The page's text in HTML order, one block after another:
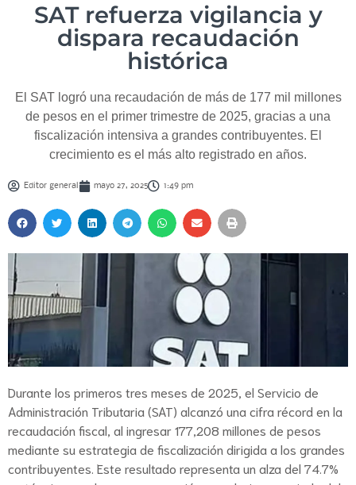
SAT refuerza vigilancia y
dispara recaudación
histórica
El SAT logró una recaudación de más de 177 mil millones
de pesos en el primer trimestre de 2025, gracias a una
fiscalización intensiva a grandes contribuyentes. El
crecimiento es el más alto registrado en años.
Editor general mayo 27, 2025 1:49 pm
Durante los primeros tres meses de 2025, el Servicio de
Administración Tributaria (SAT) alcanzó una cifra récord en la
recaudación fiscal, al ingresar 177,208 millones de pesos
mediante su estrategia de fiscalización dirigida a los grandes
contribuyentes. Este resultado representa un alza del 74.7%